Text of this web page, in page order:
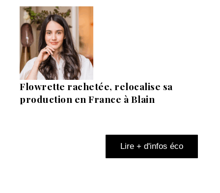
Flowrette rachetée, relocalise sa
production en France à Blain
Lire + d'infos éco